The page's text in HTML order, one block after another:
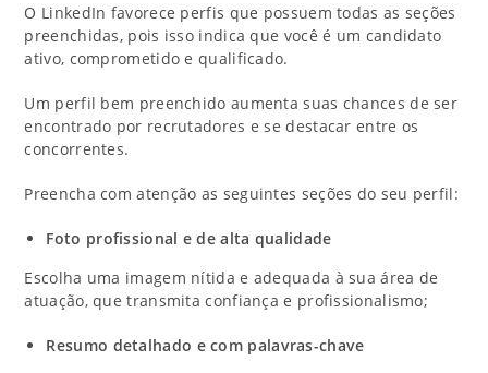
O LinkedIn favorece perfis que possuem todas as seções
preenchidas, pois isso indica que você é um candidato
ativo, comprometido e qualificado.
Um perfil bem preenchido aumenta suas chances de ser
encontrado por recrutadores e se destacar entre os
concorrentes.
Preencha com atenção as seguintes seções do seu perfil:
Foto profissional e de alta qualidade
Escolha uma imagem nítida e adequada à sua área de
atuação, que transmita confiança e profissionalismo;
Resumo detalhado e com palavras-chave